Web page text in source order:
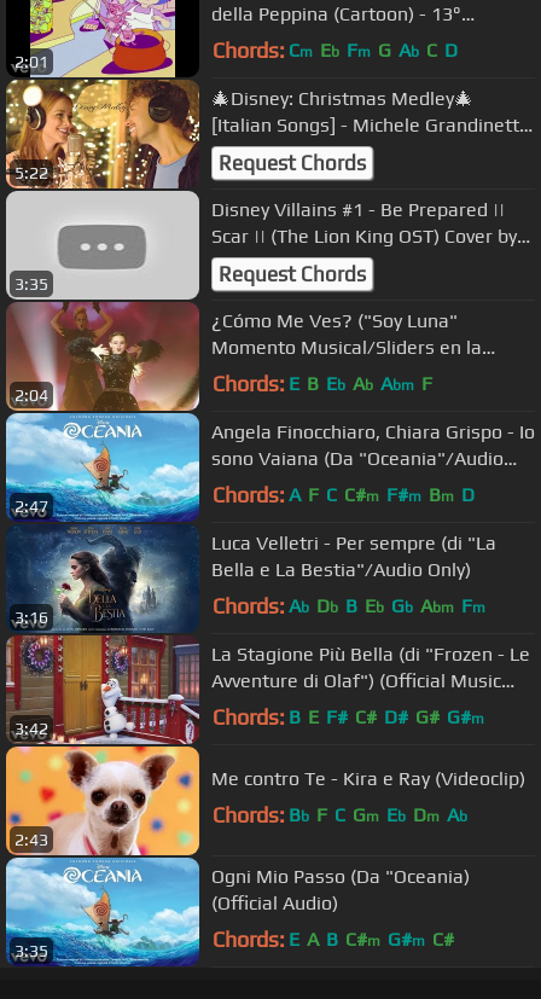
2:01
della Peppina (Cartoon) - 13°
Zecchino d'Oro
Chords: Cm Eb Fm G Ab C D
5:22
🎄Disney: Christmas Medley🎄
[Italian Songs] - Michele Grandinetti
& Sistiana
Request Chords
3:35
Disney Villains #1 - Be Prepared ||
Scar || (The Lion King OST) Cover by
Luna
Request Chords
2:04
¿Cómo Me Ves? ("Soy Luna"
Momento Musical/Sliders en la
competencia final)
Chords: E B Eb Ab Abm F
2:47
Angela Finocchiaro, Chiara Grispo - Io
sono Vaiana (Da "Oceania"/Audio
Only)
Chords: A F C C#m F#m Bm D
3:16
Luca Velletri - Per sempre (di "La
Bella e La Bestia"/Audio Only)
Chords: Ab Db B Eb Gb Abm Fm
3:42
La Stagione Più Bella (di "Frozen - Le
Avventure di Olaf") (Official Music
Video)
Chords: B E F# C# D# G# G#m
2:43
Me contro Te - Kira e Ray (Videoclip)
Chords: Bb F C Gm Eb Dm Ab
3:35
Ogni Mio Passo (Da "Oceania)
(Official Audio)
Chords: E A B C#m G#m C#